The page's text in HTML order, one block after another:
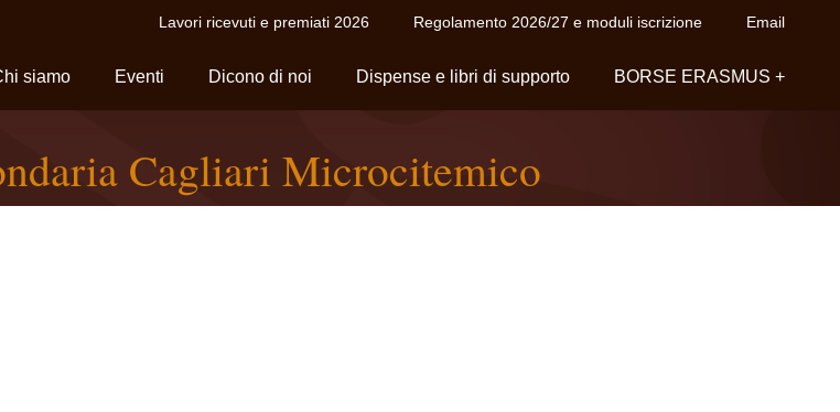
Lavori ricevuti e premiati 2026 Regolamento 2026/27 e moduli iscrizione Email
siamo Eventi Dicono di noi Dispense e libri di supporto BORSE ERASMUS +
Cagliari Microcitemico